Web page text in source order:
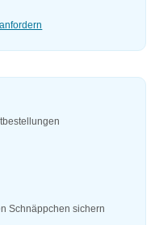
Schnäppchen sichern